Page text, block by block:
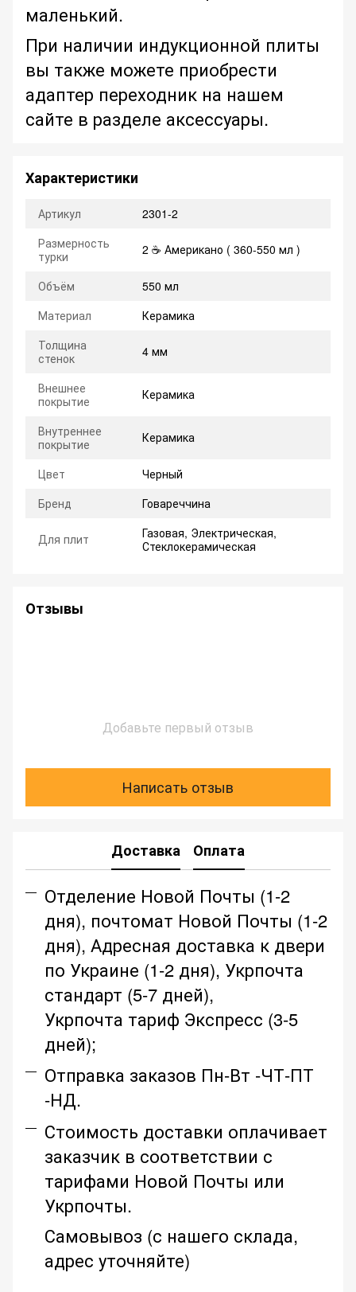
маленький.
При наличии индукционной плиты
вы также можете приобрести
адаптер переходник на нашем
сайте в разделе аксессуары.
Характеристики
Артикул
2301-2
Размерность
турки
2 ☕ Американо ( 360-550 мл )
Объём
550 мл
Материал
Керамика
Толщина
стенок
4 мм
Внешнее
покрытие
Керамика
Внутреннее
покрытие
Керамика
Цвет
Черный
Бренд
Говареччина
Для плит
Газовая, Электрическая,
Стеклокерамическая
Отзывы
Добавьте первый отзыв
Написать отзыв
Доставка Оплата
Отделение Новой Почты (1-2
дня), почтомат Новой Почты (1-2
дня), Адресная доставка к двери
по Украине (1-2 дня), Укрпочта
стандарт (5-7 дней),
Укрпочта тариф Экспресс (3-5
дней);
Отправка заказов Пн-Вт -ЧТ-ПТ
-НД.
Стоимость доставки оплачивает
заказчик в соответствии с
тарифами Новой Почты или
Укрпочты.
Самовывоз (с нашего склада,
адрес уточняйте)